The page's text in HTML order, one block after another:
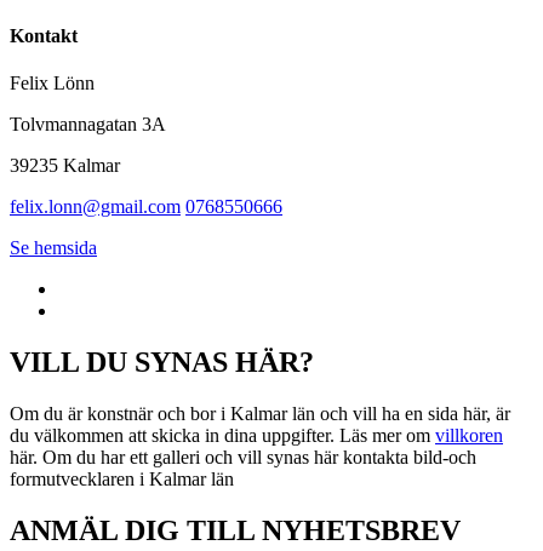
Kontakt
Felix Lönn
Tolvmannagatan 3A
39235 Kalmar
felix.lonn@gmail.com 0768550666
Se hemsida
VILL DU SYNAS HÄR?
Om du är konstnär och bor i Kalmar län och vill ha en sida här, är
du välkommen att skicka in dina uppgifter. Läs mer om villkoren
här. Om du har ett galleri och vill synas här kontakta bild-och
formutvecklaren i Kalmar län
ANMÄL DIG TILL NYHETSBREV